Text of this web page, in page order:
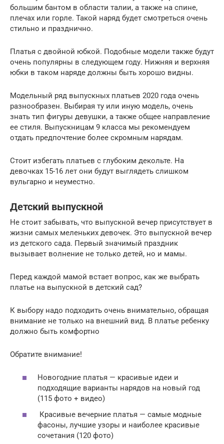
большим бантом в области талии, а также на спине,
плечах или горле. Такой наряд будет смотреться очень
стильно и празднично.
Платья с двойной юбкой. Подобные модели также будут
очень популярны в следующем году. Нижняя и верхняя
юбки в таком наряде должны быть хорошо видны.
Модельный ряд выпускных платьев 2020 года очень
разнообразен. Выбирая ту или иную модель, очень
знать тип фигуры девушки, а также общее направление
ее стиля. Выпускницам 9 класса мы рекомендуем
отдать предпочтение более скромным нарядам.
Стоит избегать платьев с глубоким декольте. На
девочках 15-16 лет они будут выглядеть слишком
вульгарно и неуместно.
Детский выпускной
Не стоит забывать, что выпускной вечер присутствует в
жизни самых меленьких девочек. Это выпускной вечер
из детского сада. Первый значимый праздник
вызывает волнение не только детей, но и мамы.
Перед каждой мамой встает вопрос, как же выбрать
платье на выпускной в детский сад?
К выбору надо подходить очень внимательно, обращая
внимание не только на внешний вид. В платье ребенку
должно быть комфортно
Обратите внимание!
Новогодние платья — красивые идеи и
подходящие варианты нарядов на новый год
(115 фото + видео)
Красивые вечерние платья — самые модные
фасоны, лучшие узоры и наиболее красивые
сочетания (120 фото)